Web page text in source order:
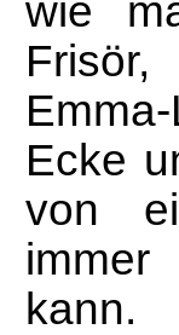
wie
Ecke
von
kann.